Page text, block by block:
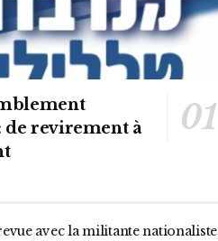
de revirement à
avec la militante nationaliste